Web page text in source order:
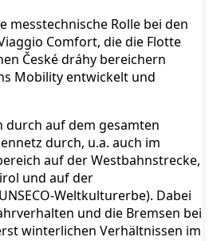
messtechnische Rolle bei den
Comfort, die die Flotte
České dráhy bereichern
Mobility entwickelt und
durch auf dem gesamten
durch, u.a. auch im
auf der Westbahnstrecke,
und auf der
Weltkulturerbe). Dabei
und die Bremsen bei
winterlichen Verhältnissen im